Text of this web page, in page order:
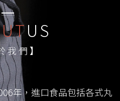
US
我們】
年，進口食品包括各式丸